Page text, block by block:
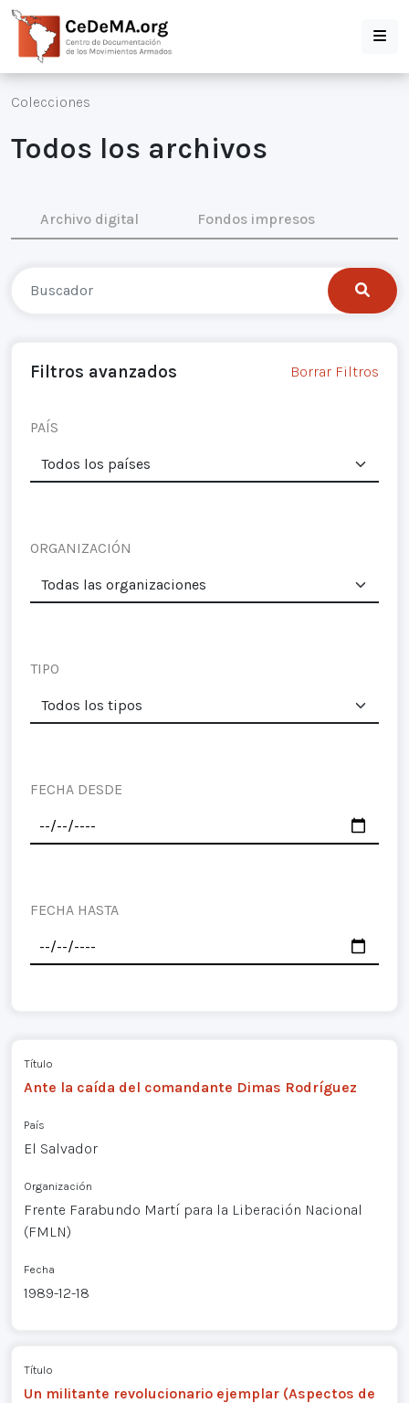
Colecciones
Todos los archivos
Archivo digital Fondos impresos
Filtros avanzados Borrar Filtros
PAÍS
ORGANIZACIÓN
TIPO
FECHA DESDE
FECHA HASTA
Título
Ante la caída del comandante Dimas Rodríguez
País
El Salvador
Organización
Frente Farabundo Martí para la Liberación Nacional
(FMLN)
Fecha
1989-12-18
Título
Un militante revolucionario ejemplar (Aspectos de